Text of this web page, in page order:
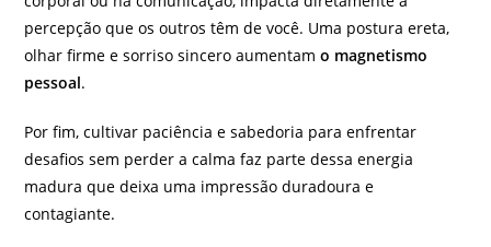
percepção que os outros têm de você. Uma postura ereta,
olhar firme e sorriso sincero aumentamo magnetismo
pessoal.
Por fim, cultivar paciência e sabedoria para enfrentar
desafios sem perder a calma faz parte dessa energia
madura que deixa uma impressão duradoura e
contagiante.